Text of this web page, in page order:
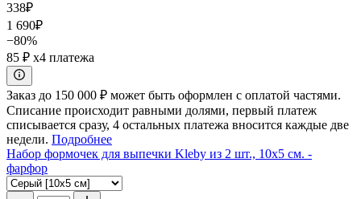
338₽
1 690₽
−80%
85 ₽ x4 платежа
Заказ до 150 000 ₽ может быть оформлен с оплатой частями.
Списание происходит равными долями, первый платеж
списывается сразу, 4 остальных платежа вносится каждые две
недели. Подробнее
Набор формочек для выпечки Kleby из 2 шт., 10x5 см. -
фарфор